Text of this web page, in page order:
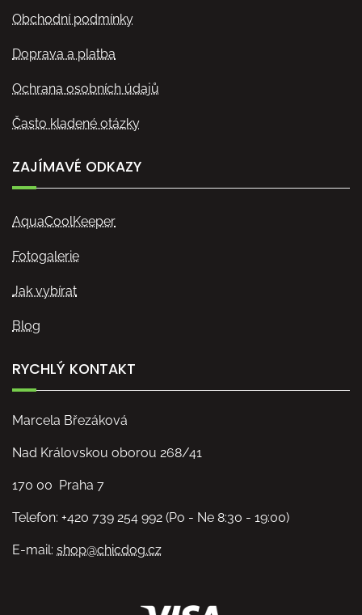
Obchodní podmínky
Doprava a platba
Ochrana osobních údajů
Často kladené otázky
ZAJÍMAVÉ ODKAZY
AquaCoolKeeper
Fotogalerie
Jak vybírat
Blog
RYCHLÝ KONTAKT
Marcela Březáková
Nad Královskou oborou 268/41
170 00 Praha 7
Telefon: +420 739 254 992 (Po - Ne 8:30 - 19:00)
E-mail: shop@chicdog.cz